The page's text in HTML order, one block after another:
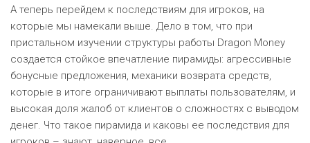
А теперь перейдем к последствиям для игроков, на
которые мы намекали выше. Дело в том, что при
пристальном изучении структуры работы Dragon Money
создается стойкое впечатление пирамиды: агрессивные
бонусные предложения, механики возврата средств,
которые в итоге ограничивают выплаты пользователям, и
высокая доля жалоб от клиентов о сложностях с выводом
денег. Что такое пирамида и каковы ее последствия для